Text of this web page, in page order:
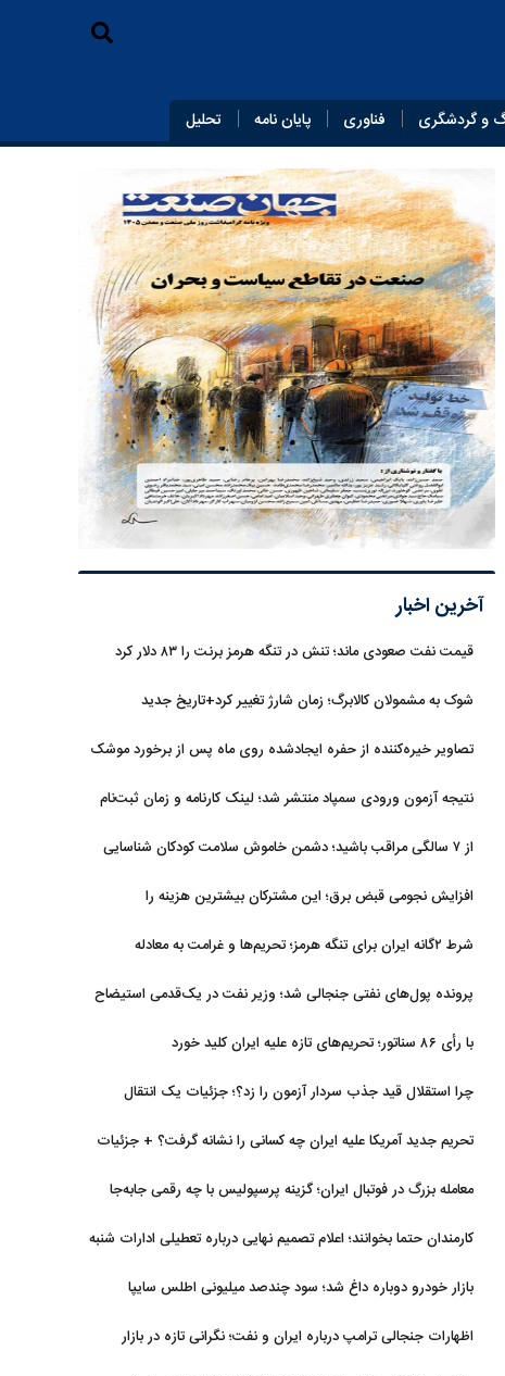
و گردشگری فناوری پایان‌ نامه تحلیل
آخرین اخبار
قیمت نفت صعودی ماند؛ تنش در تنگه هرمز برنت را ۸۳ دلار کرد
شوک به مشمولان کالابرگ؛ زمان شارژ تغییر کرد+تاریخ جدید
تصاویر خیره‌کننده از حفره ایجادشده روی ماه پس از برخورد موشک
نتیجه آزمون ورودی سمپاد منتشر شد؛ لینک کارنامه و زمان ثبت‌نام
از ۷ سالگی مراقب باشید؛ دشمن خاموش سلامت کودکان شناسایی
افزایش نجومی قبض برق؛ این مشترکان بیشترین هزینه را
شرط ۲گانه ایران برای تنگه هرمز؛ تحریم‌ها و غرامت به معادله
پرونده پول‌های نفتی جنجالی شد؛ وزیر نفت در یک‌قدمی استیضاح
با رأی ۸۶ سناتور؛ تحریم‌های تازه علیه ایران کلید خورد
چرا استقلال قید جذب سردار آزمون را زد؟؛ جزئیات یک انتقال
تحریم جدید آمریکا علیه ایران چه کسانی را نشانه گرفت؟ + جزئیات
معامله بزرگ در فوتبال ایران؛ گزینه پرسپولیس با چه رقمی جابه‌جا
کارمندان حتما بخوانند؛ اعلام تصمیم نهایی درباره تعطیلی ادارات شنبه
بازار خودرو دوباره داغ شد؛ سود چندصد میلیونی اطلس سایپا
اظهارات جنجالی ترامپ درباره ایران و نفت؛ نگرانی تازه در بازار